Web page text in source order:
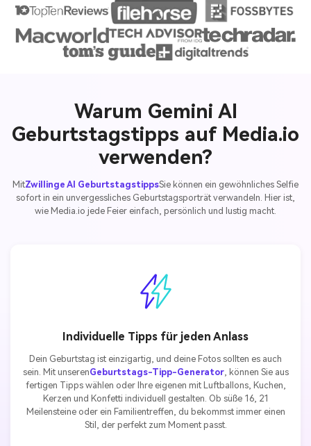
Warum Gemini AI
Geburtstagstipps auf Media.io
verwenden?
MitZwillinge AI GeburtstagstippsSie können ein gewöhnliches Selfie
sofort in ein unvergessliches Geburtstagsporträt verwandeln. Hier ist,
wie Media.io jede Feier einfach, persönlich und lustig macht.
Individuelle Tipps für jeden Anlass
Dein Geburtstag ist einzigartig, und deine Fotos sollten es auch
sein. Mit unserenGeburtstags-Tipp-Generator, können Sie aus
fertigen Tipps wählen oder Ihre eigenen mit Luftballons, Kuchen,
Kerzen und Konfetti individuell gestalten. Ob süße 16, 21
Meilensteine oder ein Familientreffen, du bekommst immer einen
Stil, der perfekt zum Moment passt.